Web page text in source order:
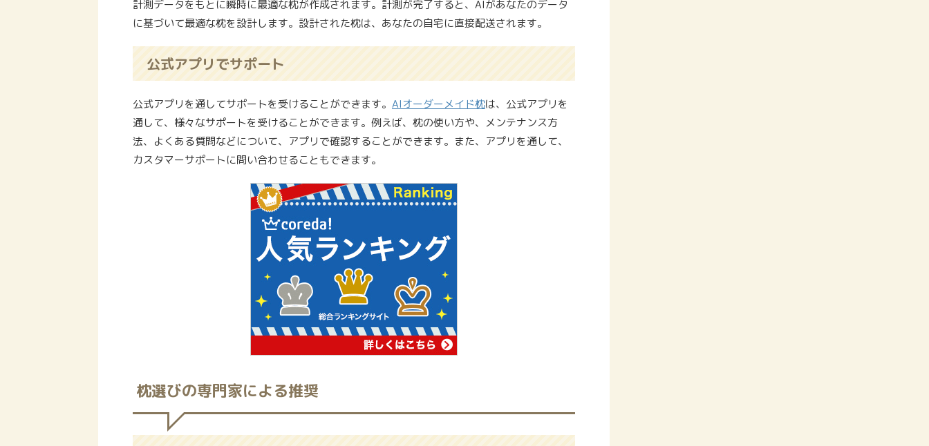
計測データをもとに瞬時に最適な枕が作成されます。計測が完了すると、AIがあなたのデータ
に基づいて最適な枕を設計します。設計された枕は、あなたの自宅に直接配送されます。
公式アプリでサポート
公式アプリを通してサポートを受けることができます。 AIオーダーメイド枕は、公式アプリを
通して、様々なサポートを受けることができます。例えば、枕の使い方や、メンテナンス方
法、よくある質問などについて、アプリで確認することができます。また、アプリを通して、
カスタマーサポートに問い合わせることもできます。
枕選びの専門家による推奨